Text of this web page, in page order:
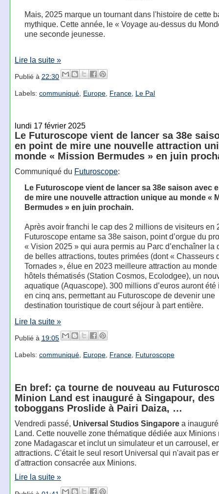
Mais, 2025 marque un tournant dans l'histoire de cette
mythique. Cette année, le « Voyage au-dessus du
une seconde jeunesse.
Lire la suite »
Publié à 22:30
Labels: communiqué, Europe, France, Le Pal
lundi 17 février 2025
Le Futuroscope vient de lancer sa 38e
en point de mire une nouvelle attraction
monde « Mission Bermudes » en juin
Communiqué du Futuroscope:
Le Futuroscope vient de lancer sa 38e saison avec
de mire une nouvelle attraction unique au monde «
Bermudes » en juin prochain.
Après avoir franchi le cap des 2 millions de visiteurs en
Futuroscope entame sa 38e saison, point d’orgue du
« Vision 2025 » qui aura permis au Parc d’enchaîner la
de belles attractions, toutes primées (dont « Chasseurs
Tornades », élue en 2023 meilleure attraction au monde
hôtels thématisés (Station Cosmos, Ecolodgee), un
aquatique (Aquascope). 300 millions d’euros auront été
en cinq ans, permettant au Futuroscope de devenir une
destination touristique de court séjour à part entière.
Lire la suite »
Publié à 19:05
Labels: communiqué, Europe, France, Futuroscope
En bref: ça tourne de nouveau au
Minion Land est inauguré à Singapour, des
toboggans Proslide à Pairi Daiza, …
Vendredi passé, Universal Studios Singaporea
Land. Cette nouvelle zone thématique dédiée aux Minions
zone Madagascar et inclut un simulateur et un carrousel,
attractions. C'était le seul resort Universal qui n'avait pas
d'attraction consacrée aux Minions.
Lire la suite »